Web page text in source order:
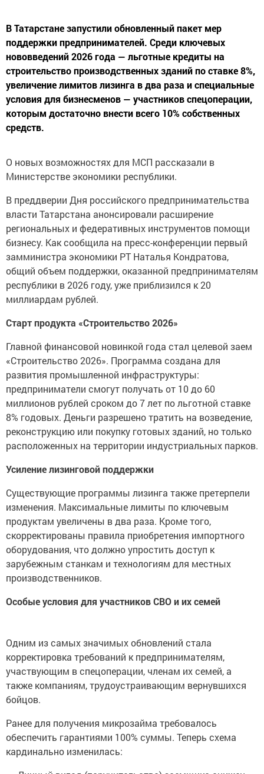
В Татарстане запустили обновленный пакет мер
поддержки предпринимателей. Среди ключевых
нововведений 2026 года — льготные кредиты на
строительство производственных зданий по ставке 8%,
увеличение лимитов лизинга в два раза и специальные
условия для бизнесменов — участников спецоперации,
которым достаточно внести всего 10% собственных
средств.
О новых возможностях для МСП рассказали в
Министерстве экономики республики.
В преддверии Дня российского предпринимательства
власти Татарстана анонсировали расширение
региональных и федеративных инструментов помощи
бизнесу. Как сообщила на пресс-конференции первый
замминистра экономики РТ Наталья Кондратова,
общий объем поддержки, оказанной предпринимателям
республики в 2026 году, уже приблизился к 20
миллиардам рублей.
Старт продукта «Строительство 2026»
Главной финансовой новинкой года стал целевой заем
«Строительство 2026». Программа создана для
развития промышленной инфраструктуры:
предприниматели смогут получать от 10 до 60
миллионов рублей сроком до 7 лет по льготной ставке
8% годовых. Деньги разрешено тратить на возведение,
реконструкцию или покупку готовых зданий, но только
расположенных на территории индустриальных парков.
Усиление лизинговой поддержки
Существующие программы лизинга также претерпели
изменения. Максимальные лимиты по ключевым
продуктам увеличены в два раза. Кроме того,
скорректированы правила приобретения импортного
оборудования, что должно упростить доступ к
зарубежным станкам и технологиям для местных
производственников.
Особые условия для участников СВО и их семей
Одним из самых значимых обновлений стала
корректировка требований к предпринимателям,
участвующим в спецоперации, членам их семей, а
также компаниям, трудоустраивающим вернувшихся
бойцов.
Ранее для получения микрозайма требовалось
обеспечить гарантиями 100% суммы. Теперь схема
кардинально изменилась: